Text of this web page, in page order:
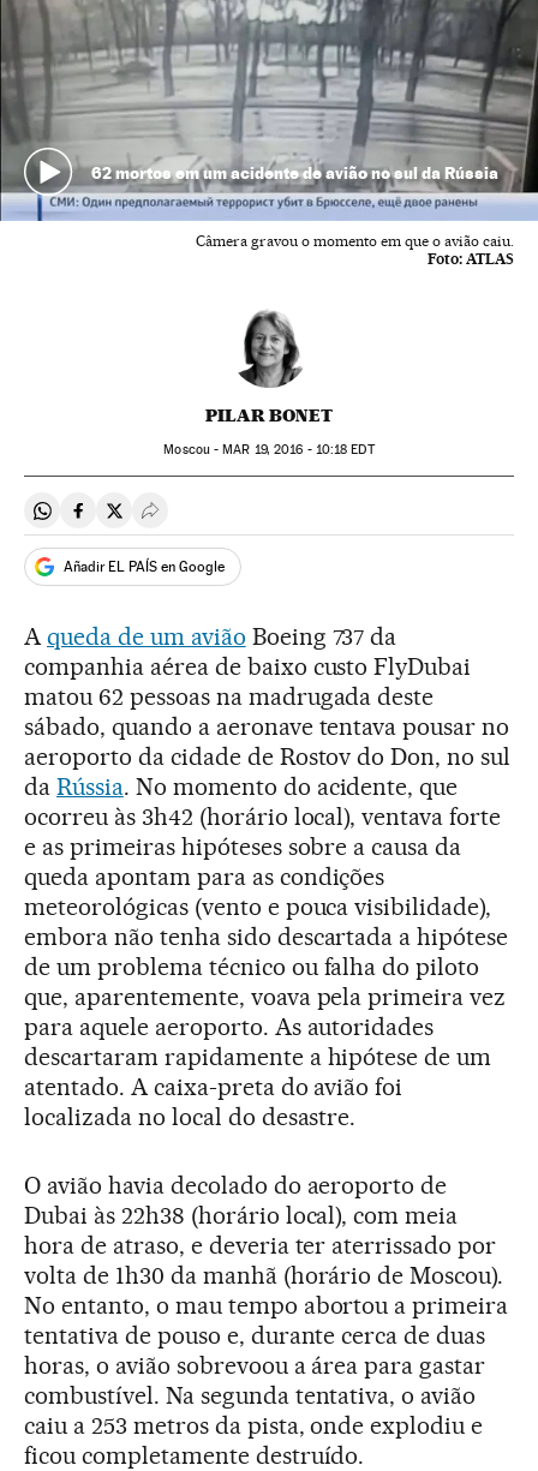
62 mortos em um acidente de avião no sul da Rússia
Câmera gravou o momento em que o avião caiu.
Foto: ATLAS
PILAR BONET
Moscou -MAR 19, 2016 - 10:18 EDT
Compartir en Whatsapp
Compartir en Facebook
Compartir en Twitter
Desplegar Redes Sociales
Añadir EL PAÍS en Google
Aqueda de um avião Boeing 737 da
companhia aérea de baixo custo FlyDubai
matou 62 pessoas na madrugada deste
sábado, quando a aeronave tentava pousar no
aeroporto da cidade de Rostov do Don, no sul
da Rússia. No momento do acidente, que
ocorreu às 3h42 (horário local), ventava forte
e as primeiras hipóteses sobre a causa da
queda apontam para as condições
meteorológicas (vento e pouca visibilidade),
embora não tenha sido descartada a hipótese
de um problema técnico ou falha do piloto
que, aparentemente, voava pela primeira vez
para aquele aeroporto. As autoridades
descartaram rapidamente a hipótese de um
atentado. A caixa-preta do avião foi
localizada no local do desastre.
O avião havia decolado do aeroporto de
Dubai às 22h38 (horário local), com meia
hora de atraso, e deveria ter aterrissado por
volta de 1h30 da manhã (horário de Moscou).
No entanto, o mau tempo abortou a primeira
tentativa de pouso e, durante cerca de duas
horas, o avião sobrevoou a área para gastar
combustível. Na segunda tentativa, o avião
caiu a 253 metros da pista, onde explodiu e
ficou completamente destruído.